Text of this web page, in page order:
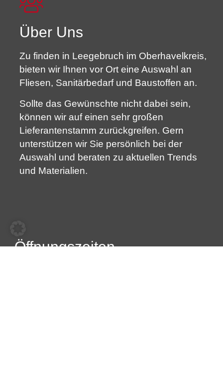
Über Uns
Zu finden in Leegebruch im Oberhavelkreis,
bieten wir Ihnen vor Ort eine Auswahl an
Fliesen, Sanitärbedarf und Baustoffen an.
Sollte das Gewünschte nicht dabei sein,
können wir auf einen sehr großen
Lieferantenstamm zurückgreifen. Gern
unterstützen wir Sie persönlich bei der
Auswahl und beraten zu aktuellen Trends
und Materialien.
Öffnungszeiten